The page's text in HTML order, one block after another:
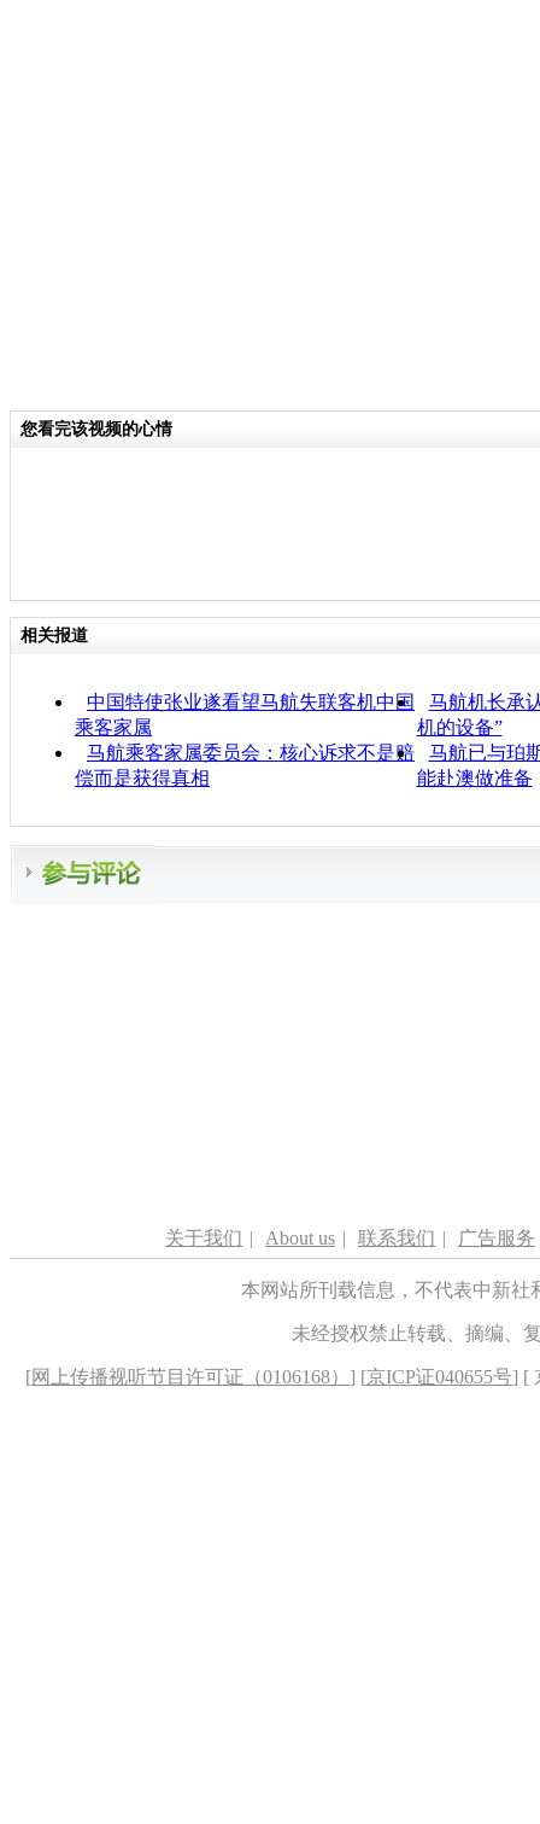
您看完该视频的心情
相关报道
中国特使张业遂看望马航失联客机中国
乘客家属
马航机长承
机的设备”
马航乘客家属委员会：核心诉求不是赔
偿而是获得真相
马航已与珀
能赴澳做准备
关于我们 | About us | 联系我们 | 广告服务
本网站所刊载信息，不代表中新
未经授权禁止转载、摘编、
[网上传播视听节目许可证（0106168） ] [京ICP证040655号] [